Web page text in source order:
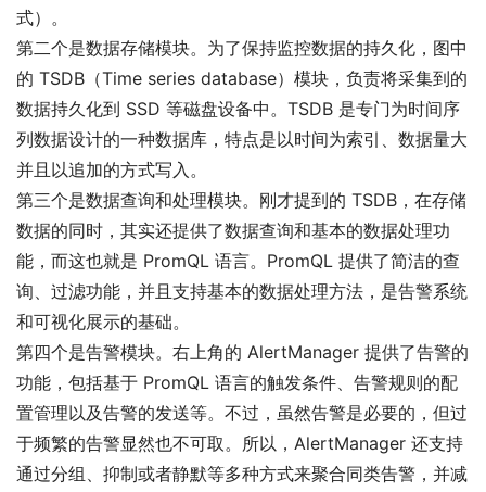
式）。
第二个是数据存储模块。为了保持监控数据的持久化，图中
的 TSDB（Time series database）模块，负责将采集到的
数据持久化到 SSD 等磁盘设备中。TSDB 是专门为时间序
列数据设计的一种数据库，特点是以时间为索引、数据量大
并且以追加的方式写入。
第三个是数据查询和处理模块。刚才提到的 TSDB，在存储
数据的同时，其实还提供了数据查询和基本的数据处理功
能，而这也就是 PromQL 语言。PromQL 提供了简洁的查
询、过滤功能，并且支持基本的数据处理方法，是告警系统
和可视化展示的基础。
第四个是告警模块。右上角的 AlertManager 提供了告警的
功能，包括基于 PromQL 语言的触发条件、告警规则的配
置管理以及告警的发送等。不过，虽然告警是必要的，但过
于频繁的告警显然也不可取。所以，AlertManager 还支持
通过分组、抑制或者静默等多种方式来聚合同类告警，并减